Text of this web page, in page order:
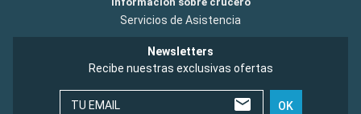
Servicios de Asistencia
Newsletters
Recibe nuestras exclusivas ofertas
TU EMAIL OK